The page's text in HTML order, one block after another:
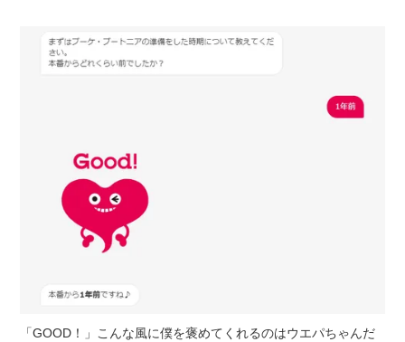
「GOOD！」こんな風に僕を褒めてくれるのはウエパちゃんだ